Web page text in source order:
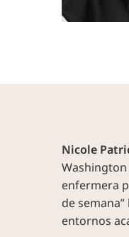
Nicole
enfermera
de
entornos